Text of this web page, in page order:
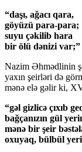
“daşı, ağacı qara,
göyüzü para-para;
suyu çəkilib hara
bir ölü dənizi var;”
Nazim Əhmədlinin
yaxın şeirləri də
mənə elə gəlir ki,
“gəl gizlicə çıxıb
bağçanızın gül
mənə bir şeir
oxuyaq, bülbül